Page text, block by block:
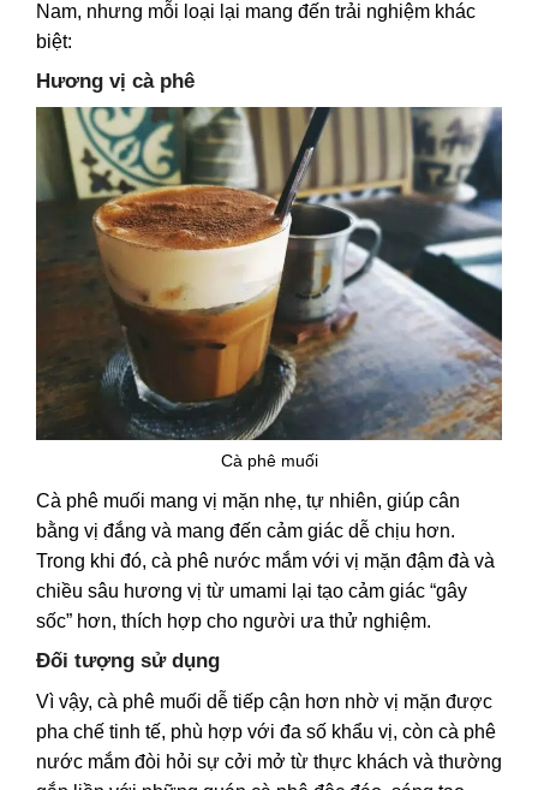
Nam, nhưng mỗi loại lại mang đến trải nghiệm khác
biệt:
Hương vị cà phê
Cà phê muối
Cà phê muối mang vị mặn nhẹ, tự nhiên, giúp cân
bằng vị đắng và mang đến cảm giác dễ chịu hơn.
Trong khi đó, cà phê nước mắm với vị mặn đậm đà và
chiều sâu hương vị từ umami lại tạo cảm giác “gây
sốc” hơn, thích hợp cho người ưa thử nghiệm.
Đối tượng sử dụng
Vì vậy, cà phê muối dễ tiếp cận hơn nhờ vị mặn được
pha chế tinh tế, phù hợp với đa số khẩu vị, còn cà phê
nước mắm đòi hỏi sự cởi mở từ thực khách và thường